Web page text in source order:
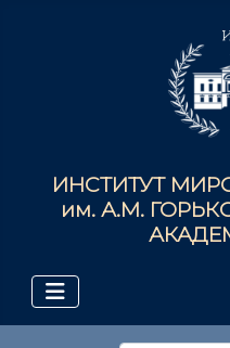
ИНСТИТУТ
им. А.М.